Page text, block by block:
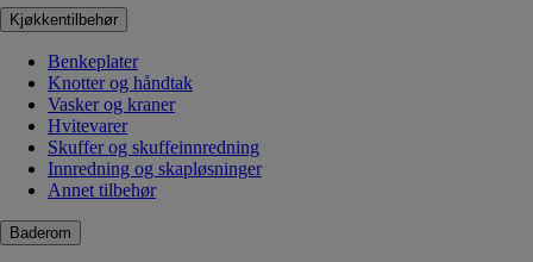
Kjøkkentilbehør
Benkeplater
Knotter og håndtak
Vasker og kraner
Hvitevarer
Skuffer og skuffeinnredning
Innredning og skapløsninger
Annet tilbehør
Baderom